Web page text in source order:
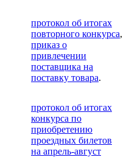
протокол об итогах
повторного конкурса,
приказ о
привлечении
поставщика на
поставку товара.
протокол об итогах
конкурса по
приобретению
проездных билетов
на апрель-август